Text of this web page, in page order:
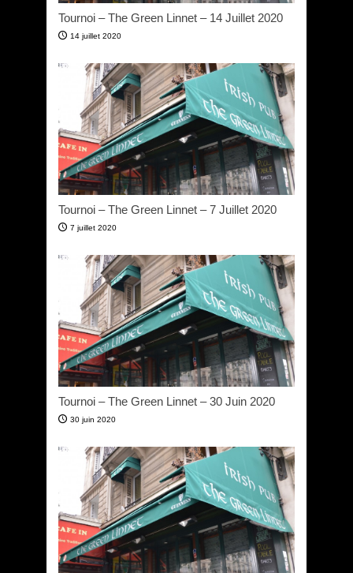
Tournoi – The Green Linnet – 14 Juillet 2020
14 juillet 2020
Tournoi – The Green Linnet – 7 Juillet 2020
7 juillet 2020
Tournoi – The Green Linnet – 30 Juin 2020
30 juin 2020